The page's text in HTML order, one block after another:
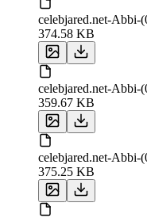
celebjared.net-Abbi-
374.58 KB
celebjared.net-Abbi-
359.67 KB
celebjared.net-Abbi-
375.25 KB